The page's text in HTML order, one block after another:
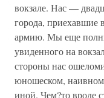
вокзале. Нас —
города, приехавшие
армию. Мы еще
увиденного на
стороны нас
юношеском, наивном
иной. Чем?то вроде